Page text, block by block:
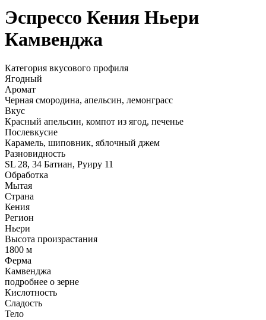
Эспрессо Кения Ньери
Камвенджа
Категория вкусового профиля
Ягодный
Аромат
Черная смородина, апельсин, лемонграсс
Вкус
Красный апельсин, компот из ягод, печенье
Послевкусие
Карамель, шиповник, яблочный джем
Разновидность
SL 28, 34 Батиан, Руиру 11
Обработка
Мытая
Страна
Кения
Регион
Ньери
Высота произрастания
1800 м
Ферма
Камвенджа
подробнее о зерне
Кислотность
Сладость
Тело